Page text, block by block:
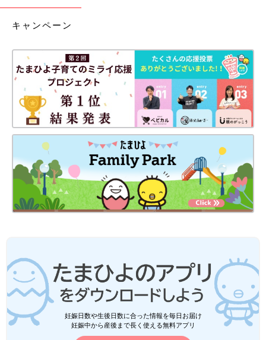
キャンペーン
妊娠日数や生後日数に合った情報を毎日お届け
妊娠中から産後まで長く使える無料アプリ